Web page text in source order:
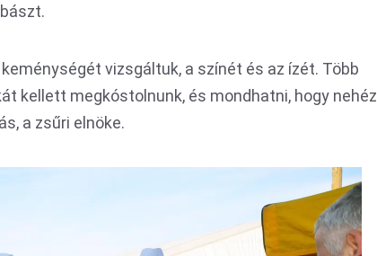
vizsgáltuk, a színét és az ízét. Több
kellett megkóstolnunk, és mondhatni, hogy nehéz
a zsűri elnöke.